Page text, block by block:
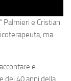
Palmieri e Cristian
ma
e
dei 40 anni della